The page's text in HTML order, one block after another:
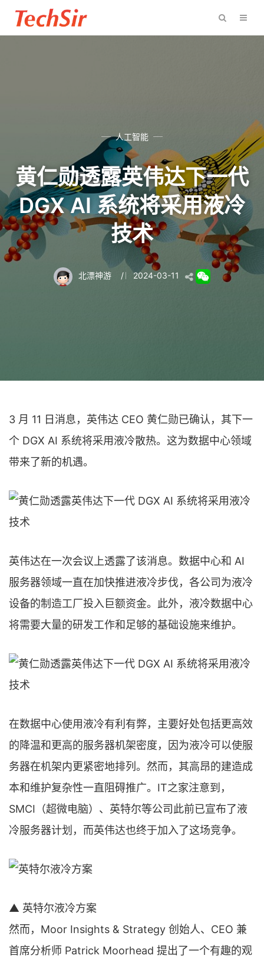
人工智能
黄仁勋透露英伟达下一代
DGX AI 系统将采用液冷
技术
北漂神游 / 2024-03-11
3 月 11 日消息，英伟达 CEO 黄仁勋已确认，其下一
个 DGX AI 系统将采用液冷散热。这为数据中心领域
带来了新的机遇。
英伟达在一次会议上透露了该消息。数据中心和 AI
服务器领域一直在加快推进液冷步伐，各公司为液冷
设备的制造工厂投入巨额资金。此外，液冷数据中心
将需要大量的研发工作和足够的基础设施来维护。
在数据中心使用液冷有利有弊，主要好处包括更高效
的降温和更高的服务器机架密度，因为液冷可以使服
务器在机架内更紧密地排列。然而，其高昂的建造成
本和维护复杂性一直阻碍推广。IT之家注意到，
SMCI（超微电脑）、英特尔等公司此前已宣布了液
冷服务器计划，而英伟达也终于加入了这场竞争。
▲ 英特尔液冷方案
然而，Moor Insights & Strategy 创始人、CEO 兼
首席分析师 Patrick Moorhead 提出了一个有趣的观